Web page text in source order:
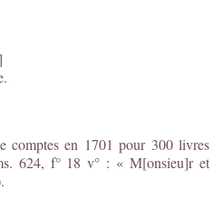
comptes en 1701 pour 300 livres
624, f° 18 v° : « M[onsieu]r et